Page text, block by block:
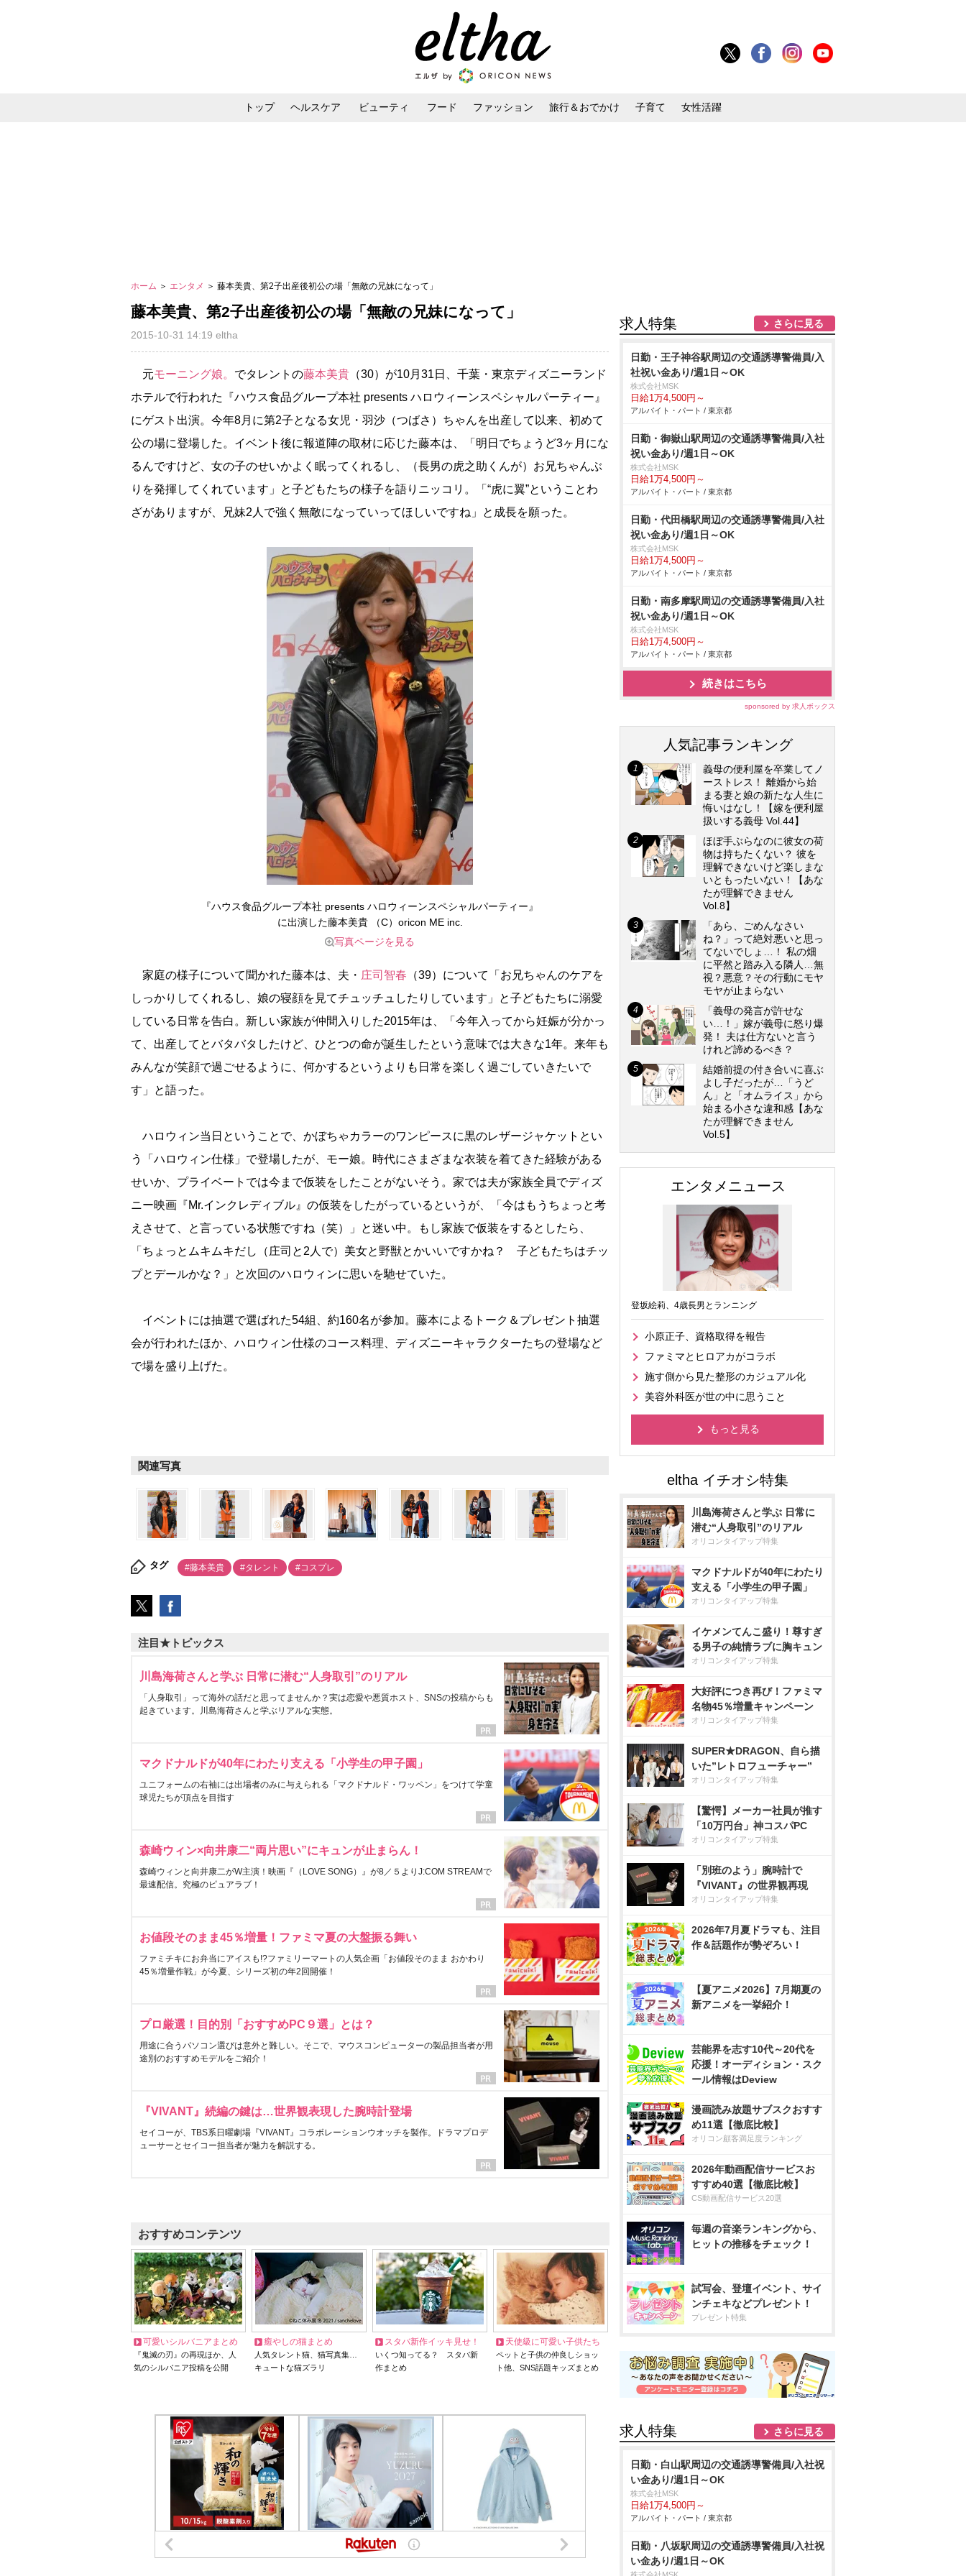
トップ ヘルスケア ビューティ フード ファッション 旅行＆おでかけ 子育て 女性活躍
ホーム ＞ エンタメ ＞ 藤本美貴、第2子出産後初公の場「無敵の兄妹になって」
藤本美貴、第2子出産後初公の場「無敵の兄妹になって」
2015-10-31 14:19 eltha
元モーニング娘。 でタレントの藤本美貴 （30）が10月31日、千葉・東京ディズニーランド
ホテルで行われた『ハウス食品グループ本社 presents ハロウィーンスペシャルパーティー』
にゲスト出演。今年8月に第2子となる女児・羽沙（つばさ）ちゃんを出産して以来、初めて
公の場に登場した。イベント後に報道陣の取材に応じた藤本は、「明日でちょうど3ヶ月にな
るんですけど、女の子のせいかよく眠ってくれるし、（長男の虎之助くんが）お兄ちゃんぶ
りを発揮してくれています」と子どもたちの様子を語りニッコリ。「“虎に翼”ということわ
ざがありますが、兄妹2人で強く無敵になっていってほしいですね」と成長を願った。
『ハウス食品グループ本社 presents ハロウィーンスペシャルパーティー』
に出演した藤本美貴 （C）oricon ME inc.
写真ページを見る
家庭の様子について聞かれた藤本は、夫・ 庄司智春 （39）について「お兄ちゃんのケアを
しっかりしてくれるし、娘の寝顔を見てチュッチュしたりしています」と子どもたちに溺愛
している日常を告白。新しい家族が仲間入りした2015年は、「今年入ってから妊娠が分かっ
て、出産してとバタバタしたけど、ひとつの命が誕生したという意味では大きな1年。来年も
みんなが笑顔で過ごせるように、何かするというよりも日常を楽しく過ごしていきたいで
す」と語った。
ハロウィン当日ということで、かぼちゃカラーのワンピースに黒のレザージャケットとい
う「ハロウィン仕様」で登場したが、モー娘。時代にさまざまな衣装を着てきた経験がある
せいか、プライベートでは今まで仮装をしたことがないそう。家では夫が家族全員でディズ
ニー映画『Mr.インクレディブル』の仮装をしたがっているというが、「今はもうちょっと考
えさせて、と言っている状態ですね（笑）」と迷い中。もし家族で仮装をするとしたら、
「ちょっとムキムキだし（庄司と2人で）美女と野獣とかいいですかね？ 子どもたちはチッ
プとデールかな？」と次回のハロウィンに思いを馳せていた。
イベントには抽選で選ばれた54組、約160名が参加。藤本によるトーク＆プレゼント抽選
会が行われたほか、ハロウィン仕様のコース料理、ディズニーキャラクターたちの登場など
で場を盛り上げた。
関連写真
タグ #藤本美貴 #タレント #コスプレ
注目★トピックス
川島海荷さんと学ぶ 日常に潜む“人身取引”のリアル
「人身取引」って海外の話だと思ってませんか？実は恋愛や悪質ホスト、SNSの投稿からも
起きています。川島海荷さんと学ぶリアルな実態。
マクドナルドが40年にわたり支える「小学生の甲子園」
ユニフォームの右袖には出場者のみに与えられる「マクドナルド・ワッペン」をつけて学童
球児たちが頂点を目指す
森崎ウィン×向井康二“両片思い”にキュンが止まらん！
森崎ウィンと向井康二がW主演！映画『（LOVE SONG）』が8／５よりJ:COM STREAMで
最速配信。究極のピュアラブ！
お値段そのまま45％増量！ファミマ夏の大盤振る舞い
ファミチキにお弁当にアイスも!?ファミリーマートの人気企画「お値段そのまま おかわり
45％増量作戦」が今夏、シリーズ初の年2回開催！
プロ厳選！目的別「おすすめPC９選」とは？
用途に合うパソコン選びは意外と難しい。そこで、マウスコンピューターの製品担当者が用
途別のおすすめモデルをご紹介！
『VIVANT』続編の鍵は…世界観表現した腕時計登場
セイコーが、TBS系日曜劇場『VIVANT』コラボレーションウオッチを製作。ドラマプロデ
ューサーとセイコー担当者が魅力を解説する。
おすすめコンテンツ
可愛いシルバニアまとめ
『鬼滅の刃』の再現ほか、人
気のシルバニア投稿を公開
癒やしの猫まとめ
人気タレント猫、猫写真集…
キュートな猫ズラリ
スタバ新作イッキ見せ！
いくつ知ってる？ スタバ新
作まとめ
天使級に可愛い子供たち
ペットと子供の仲良しショッ
ト他、SNS話題キッズまとめ
求人特集 さらに見る
日勤・王子神谷駅周辺の交通誘導警備員/入
社祝い金あり/週1日～OK
株式会社MSK
日給1万4,500円～
アルバイト・パート / 東京都
日勤・御嶽山駅周辺の交通誘導警備員/入社
祝い金あり/週1日～OK
株式会社MSK
日給1万4,500円～
アルバイト・パート / 東京都
日勤・代田橋駅周辺の交通誘導警備員/入社
祝い金あり/週1日～OK
株式会社MSK
日給1万4,500円～
アルバイト・パート / 東京都
日勤・南多摩駅周辺の交通誘導警備員/入社
祝い金あり/週1日～OK
株式会社MSK
日給1万4,500円～
アルバイト・パート / 東京都
続きはこちら
sponsored by 求人ボックス
人気記事ランキング
義母の便利屋を卒業してノ
ーストレス！ 離婚から始
まる妻と娘の新たな人生に
悔いはなし！【嫁を便利屋
扱いする義母 Vol.44】
ほぼ手ぶらなのに彼女の荷
物は持ちたくない？ 彼を
理解できないけど楽しまな
いともったいない！【あな
たが理解できません
Vol.8】
「あら、ごめんなさい
ね？」って絶対悪いと思っ
てないでしょ…！ 私の畑
に平然と踏み入る隣人…無
視？悪意？その行動にモヤ
モヤが止まらない
「義母の発言が許せな
い…！」嫁が義母に怒り爆
発！ 夫は仕方ないと言う
けれど諦めるべき？
結婚前提の付き合いに喜ぶ
よし子だったが…「うど
ん」と「オムライス」から
始まる小さな違和感【あな
たが理解できません
Vol.5】
エンタメニュース
登坂絵莉、4歳長男とランニング
小原正子、資格取得を報告
ファミマとヒロアカがコラボ
施す側から見た整形のカジュアル化
美容外科医が世の中に思うこと
もっと見る
川島海荷さんと学ぶ 日常に
潜む“人身取引”のリアル
オリコンタイアップ特集
マクドナルドが40年にわたり
支える「小学生の甲子園」
オリコンタイアップ特集
イケメンてんこ盛り！尊すぎ
る男子の純情ラブに胸キュン
オリコンタイアップ特集
大好評につき再び！ファミマ
名物45％増量キャンペーン
オリコンタイアップ特集
SUPER★DRAGON、自ら描
いた”レトロフューチャー”
オリコンタイアップ特集
【驚愕】メーカー社員が推す
「10万円台」神コスパPC
オリコンタイアップ特集
「別班のよう」腕時計で
『VIVANT』の世界観再現
オリコンタイアップ特集
2026年7月夏ドラマも、注目
作＆話題作が勢ぞろい！
【夏アニメ2026】7月期夏の
新アニメを一挙紹介！
芸能界を志す10代～20代を
応援！オーディション・スク
ール情報はDeview
漫画読み放題サブスクおすす
め11選【徹底比較】
オリコン顧客満足度ランキング
2026年動画配信サービスお
すすめ40選【徹底比較】
CS動画配信サービス20選
毎週の音楽ランキングから、
ヒットの推移をチェック！
試写会、登壇イベント、サイ
ンチェキなどプレゼント！
プレゼント特集
求人特集 さらに見る
日勤・白山駅周辺の交通誘導警備員/入社祝
い金あり/週1日～OK
株式会社MSK
日給1万4,500円～
アルバイト・パート / 東京都
日勤・八坂駅周辺の交通誘導警備員/入社祝
い金あり/週1日～OK